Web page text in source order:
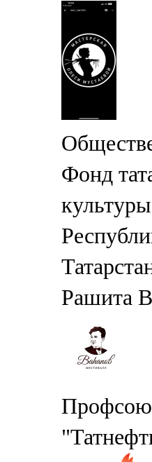
Фонд
культуры
Рашита